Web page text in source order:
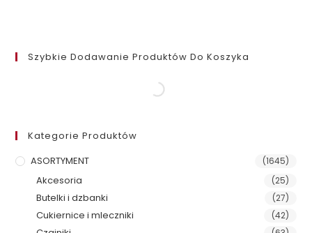
Szybkie Dodawanie Produktów Do Koszyka
Kategorie Produktów
ASORTYMENT
(1645)
Akcesoria (25)
Butelki i dzbanki (27)
Cukiernice i mleczniki (42)